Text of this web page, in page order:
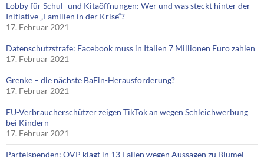
Lobby für Schul- und Kitaöffnungen: Wer und was steckt hinter der
Initiative „Familien in der Krise“?
17. Februar 2021
Datenschutzstrafe: Facebook muss in Italien 7 Millionen Euro zahlen
17. Februar 2021
Grenke – die nächste BaFin-Herausforderung?
17. Februar 2021
EU-Verbraucherschützer zeigen TikTok an wegen Schleichwerbung
bei Kindern
17. Februar 2021
Parteispenden: ÖVP klagt in 13 Fällen wegen Aussagen zu Blümel